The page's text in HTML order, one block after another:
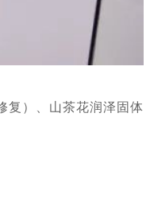
复）、山茶花润泽固体